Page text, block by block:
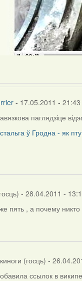
- 17.05.2011 - 21:43
паглядзіце
ў Гродна - як
- 28.04.2011 -
пять , а почему
(госць) -
ссылок в